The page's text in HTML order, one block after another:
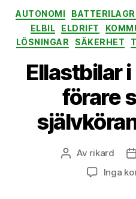
AUTONOMI
ELBIL
ELDRIFT
LÖSNINGAR
SÄKERHET
Ellastbilar i
förare
Inläggsförfattare
Av rikard
Inga